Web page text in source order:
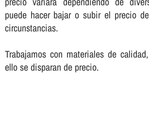
puede hacer bajar o subir el precio
circunstancias.
Trabajamos con materiales de
ello se disparan de precio.